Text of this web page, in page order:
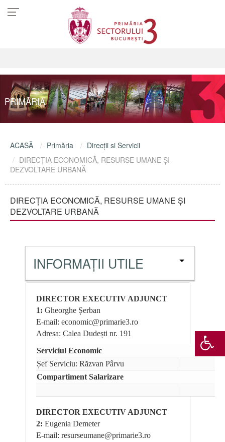
PRIMĂRIA
ACASĂ Primăria
Direcţii si Servicii
DIRECȚIA ECONOMICĂ, RESURSE UMANE ȘI
DEZVOLTARE URBANĂ
DIRECȚIA ECONOMICĂ, RESURSE UMANE ȘI
DEZVOLTARE URBANĂ
INFORMAŢII UTILE
DIRECTOR EXECUTIV ADJUNCT
1: Gheorghe Șerban
E-mail: economic@primarie3.ro
Adresa: Calea Dudești nr. 191
Serviciul Economic
Șef Serviciu: Răzvan Pârvu
Compartiment Salarizare
DIRECTOR EXECUTIV ADJUNCT
2: Eugenia Demeter
E-mail: resurseumane@primarie3.ro